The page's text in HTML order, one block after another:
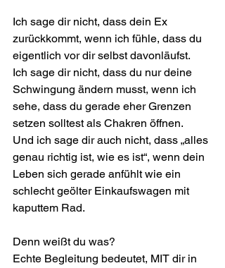
Ich sage dir nicht, dass dein Ex
zurückkommt, wenn ich fühle, dass du
eigentlich vor dir selbst davonläufst.
Ich sage dir nicht, dass du nur deine
Schwingung ändern musst, wenn ich
sehe, dass du gerade eher Grenzen
setzen solltest als Chakren öffnen.
Und ich sage dir auch nicht, dass „alles
genau richtig ist, wie es ist“, wenn dein
Leben sich gerade anfühlt wie ein
schlecht geölter Einkaufswagen mit
kaputtem Rad.
Denn weißt du was?
Echte Begleitung bedeutet, MIT dir in